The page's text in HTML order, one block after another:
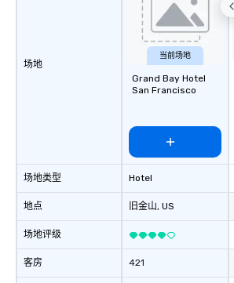
场地
场地类型
地点
场地评级
客房
当前场地
Grand Bay Hotel
San Francisco
Hotel
旧金山, US
421